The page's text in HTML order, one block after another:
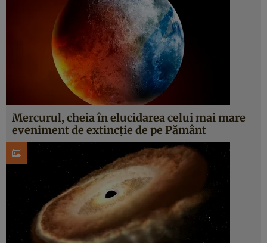
Mercurul, cheia în elucidarea celui mai mare
eveniment de extincție de pe Pământ